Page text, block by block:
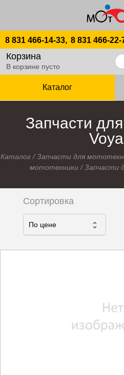
8 831 466-14-33, 8 831 466-22-
Корзина
В корзине пусто
Каталог
Запчасти
Каталог/Запчасти для
мототехники/Запчасти
Сортировка
По ценe